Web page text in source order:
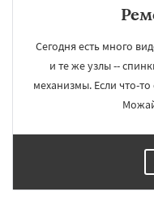
Сегодня есть много
и те же узлы --
механизмы. Если что-